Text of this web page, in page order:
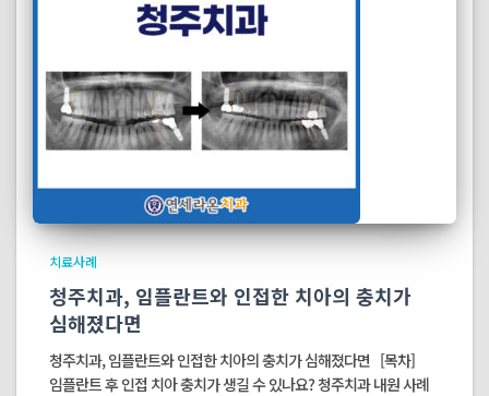
치료사례
청주치과, 임플란트와 인접한 치아의 충치가
심해졌다면
청주치과, 임플란트와 인접한 치아의 충치가 심해졌다면 [목차]
임플란트 후 인접 치아 충치가 생길 수 있나요? 청주치과 내원 사례